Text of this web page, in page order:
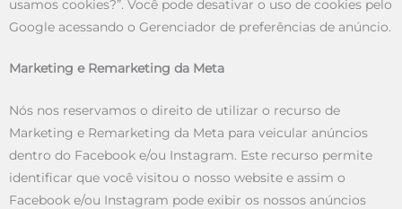
usamos cookies?”. Você pode desativar o uso de cookies pelo
Google acessando o Gerenciador de preferências de anúncio.
Marketing e Remarketing da Meta
Nós nos reservamos o direito de utilizar o recurso de
Marketing e Remarketing da Meta para veicular anúncios
dentro do Facebook e/ou Instagram. Este recurso permite
identificar que você visitou o nosso website e assim o
Facebook e/ou Instagram pode exibir os nossos anúncios